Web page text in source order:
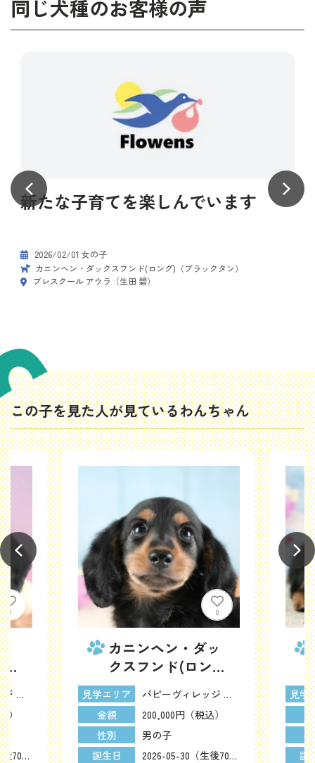
同じ犬種のお客様の声
新たな子育てを楽しんでいます
2026/02/01 女の子
カニンヘン・ダックスフンド(ロング)（ブラックタン）
プレスクール アウラ（生田 碧）
この子を見た人が見ているわんちゃん
0
パピーヴィレッジ シラコバト
）
2026-05-30（生後70日）
0
カニンヘン・ダッ
クスフンド(ロン
グ) | 男の子 | ブラ
ック＆タン | 2026
年5月30日（ID:dog-
30003535）
見学エリア
パピーヴィレッジ シラコバト
金額
200,000円（税込）
性別
男の子
誕生日
2026-05-30（生後70日）
見学
誕